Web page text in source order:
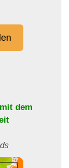
dem